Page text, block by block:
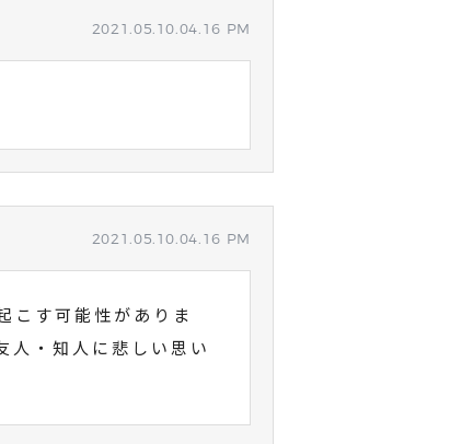
2021.05.10.04.16 PM
2021.05.10.04.16 PM
こす可能性がありま
人・知人に悲しい思い